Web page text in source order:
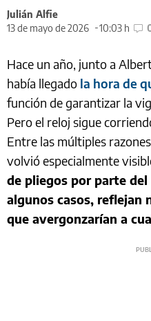
Julián Alfie
13 de mayo de 2026
10:03 h
Hace un año, junto a
había llegado la hora de
función de garantizar la
Pero el reloj sigue
Entre las múltiples
volvió especialmente
de pliegos por parte
algunos casos, reflejan
que avergonzarían a